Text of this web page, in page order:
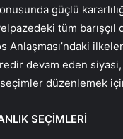
güçlü
tüm
Anlaşması’ndaki
devam eden
seçimler düzenlemek
SEÇİMLERİ